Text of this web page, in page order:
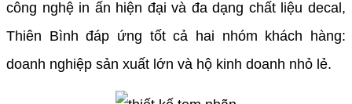
công nghệ in ấn hiện đại và đa dạng chất liệu decal,
Thiên Bình đáp ứng tốt cả hai nhóm khách hàng:
doanh nghiệp sản xuất lớn và hộ kinh doanh nhỏ lẻ.